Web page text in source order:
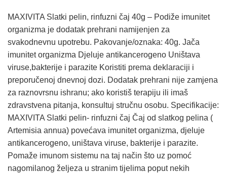
MAXIVITA Slatki pelin, rinfuzni čaj 40g – Podiže imunitet
organizma je dodatak prehrani namijenjen za
svakodnevnu upotrebu. Pakovanje/oznaka: 40g. Jača
imunitet organizma Djeluje antikancerogeno Uništava
viruse,bakterije i parazite Koristiti prema deklaraciji i
preporučenoj dnevnoj dozi. Dodatak prehrani nije zamjena
za raznovrsnu ishranu; ako koristiš terapiju ili imaš
zdravstvena pitanja, konsultuj stručnu osobu. Specifikacije:
MAXIVITA Slatki pelin- rinfuzni čaj Čaj od slatkog pelina (
Artemisia annua) povećava imunitet organizma, djeluje
antikancerogeno, uništava viruse, bakterije i parazite.
Pomaže imunom sistemu na taj način što uz pomoć
nagomilanog željeza u stranim tijelima poput nekih